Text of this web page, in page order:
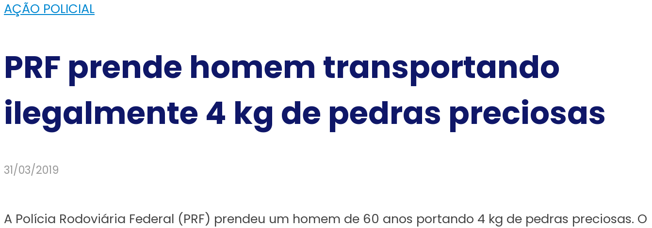
AÇÃO POLICIAL
PRF prende homem transportando
ilegalmente 4 kg de pedras preciosas
31/03/2019
A Polícia Rodoviária Federal (PRF) prendeu um homem de 60 anos portando 4 kg de pedras preciosas. O